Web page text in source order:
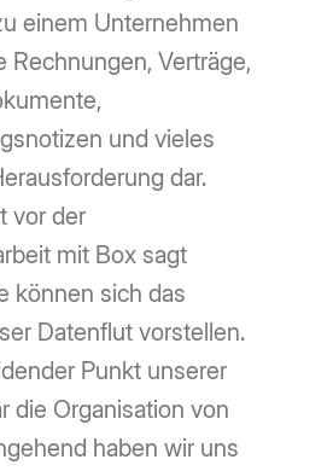
einem Unternehmen
Rechnungen, Verträge,
und vieles
dar.
vor der
mit Box sagt
können sich das
Datenflut vorstellen.
Punkt unserer
die Organisation von
haben wir uns